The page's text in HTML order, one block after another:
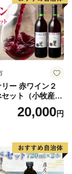
。
くなるよう
現を目指して
の心温まるご
ー 赤ワイン２
ット（小牧産ぶ
用）20,000円